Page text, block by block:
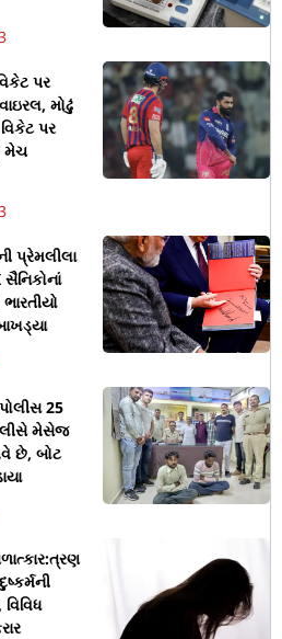
પર
મોઢું
પર
મેચ
પ્રેમલીલા
25
મેસેજ
છે, બોટ